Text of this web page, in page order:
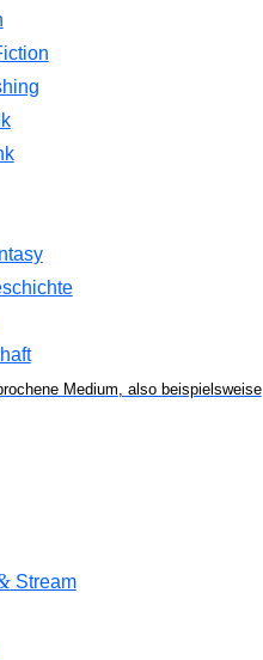
Medium, also beispielsweise
Stream